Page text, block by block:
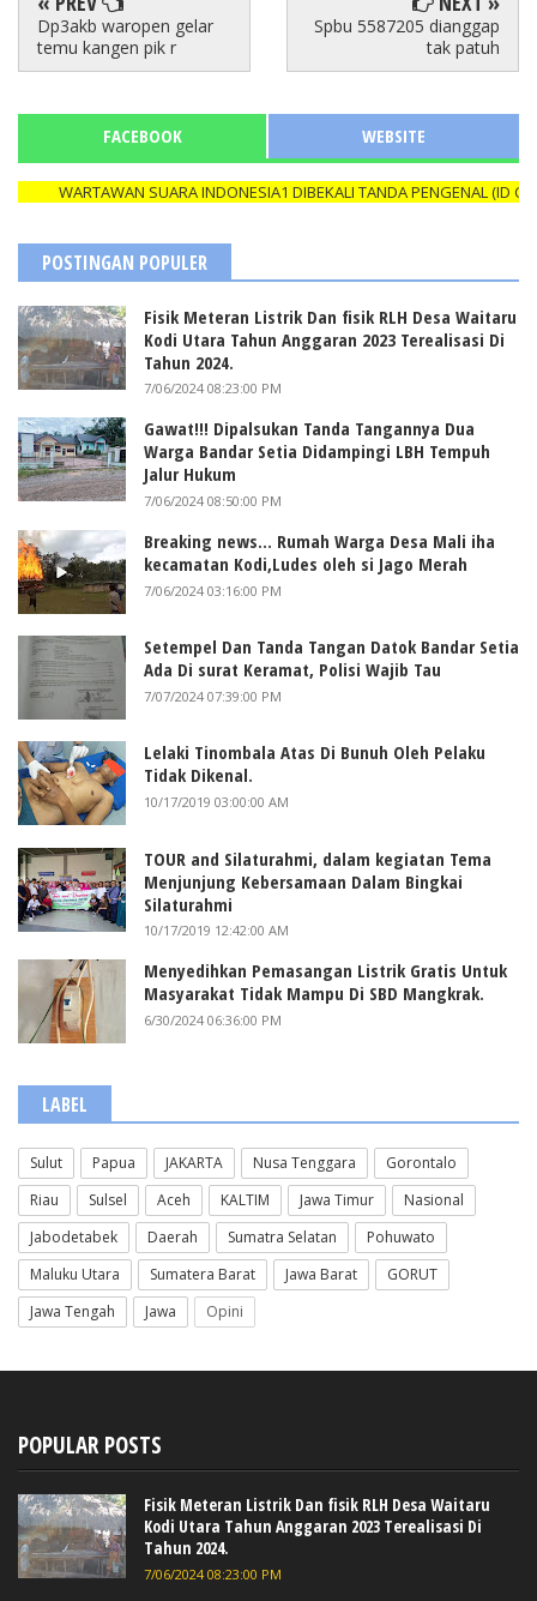
Dp3akb waropen gelar
temu kangen pik r
Spbu 5587205 dianggap
tak patuh
FACEBOOK WEBSITE
WARTAWAN SUARA INDONESIA1 DIBEKALI TANDA PENGENAL (ID
POSTINGAN POPULER
Fisik Meteran Listrik Dan fisik RLH Desa Waitaru
Kodi Utara Tahun Anggaran 2023 Terealisasi Di
Tahun 2024.
7/06/2024 08:23:00 PM
Gawat!!! Dipalsukan Tanda Tangannya Dua
Warga Bandar Setia Didampingi LBH Tempuh
Jalur Hukum
7/06/2024 08:50:00 PM
Breaking news... Rumah Warga Desa Mali iha
kecamatan Kodi,Ludes oleh si Jago Merah
7/06/2024 03:16:00 PM
Setempel Dan Tanda Tangan Datok Bandar Setia
Ada Di surat Keramat, Polisi Wajib Tau
7/07/2024 07:39:00 PM
Lelaki Tinombala Atas Di Bunuh Oleh Pelaku
Tidak Dikenal.
10/17/2019 03:00:00 AM
TOUR and Silaturahmi, dalam kegiatan Tema
Menjunjung Kebersamaan Dalam Bingkai
Silaturahmi
10/17/2019 12:42:00 AM
Menyedihkan Pemasangan Listrik Gratis Untuk
Masyarakat Tidak Mampu Di SBD Mangkrak.
6/30/2024 06:36:00 PM
LABEL
Sulut Papua JAKARTA Nusa Tenggara
Gorontalo
Riau
Sulsel Aceh KALTIM Jawa Timur
Nasional
Jabodetabek
Daerah Sumatra Selatan
Pohuwato
Maluku Utara
Sumatera Barat Jawa Barat
GORUT
Jawa Tengah
Jawa Opini
POPULAR POSTS
Fisik Meteran Listrik Dan fisik RLH Desa Waitaru
Kodi Utara Tahun Anggaran 2023 Terealisasi Di
Tahun 2024.
7/06/2024 08:23:00 PM